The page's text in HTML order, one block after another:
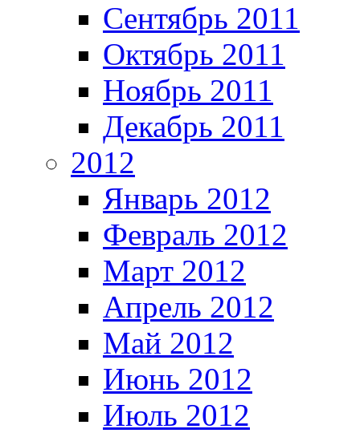
Сентябрь 2011
Октябрь 2011
Ноябрь 2011
Декабрь 2011
2012
Январь 2012
Февраль 2012
Март 2012
Апрель 2012
Май 2012
Июнь 2012
Июль 2012